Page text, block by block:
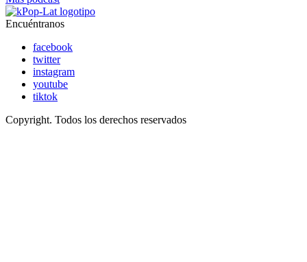
Encuéntranos
facebook
twitter
instagram
youtube
tiktok
Copyright. Todos los derechos reservados